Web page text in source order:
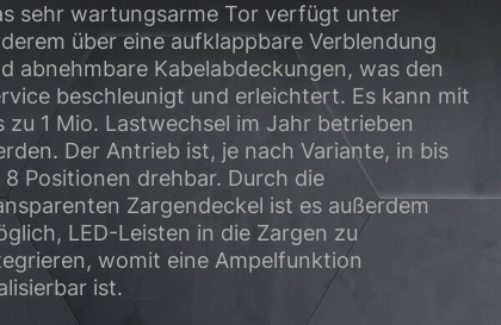
sehr wartungsarme Tor verfügt unter
über eine aufklappbare Verblendung
abnehmbare Kabelabdeckungen, was den
beschleunigt und erleichtert. Es kann mit
zu 1 Mio. Lastwechsel im Jahr betrieben
Der Antrieb ist, je nach Variante, in bis
8 Positionen drehbar. Durch die
Zargendeckel ist es außerdem
LED-Leisten in die Zargen zu
womit eine Ampelfunktion
ist.
Externe Medien
externen
Impressum